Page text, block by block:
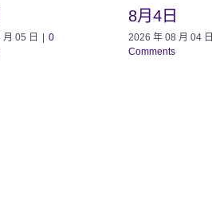
05 日
0
8月4日
2026 年 08 月 04 日
Comments